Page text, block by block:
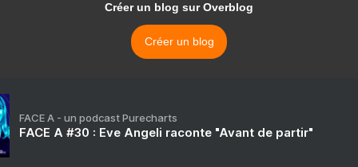
Créer un blog sur Overblog
Créer un blog
FACE A - un podcast Purecharts
FACE A #30 : Eve Angeli raconte "Avant de partir"